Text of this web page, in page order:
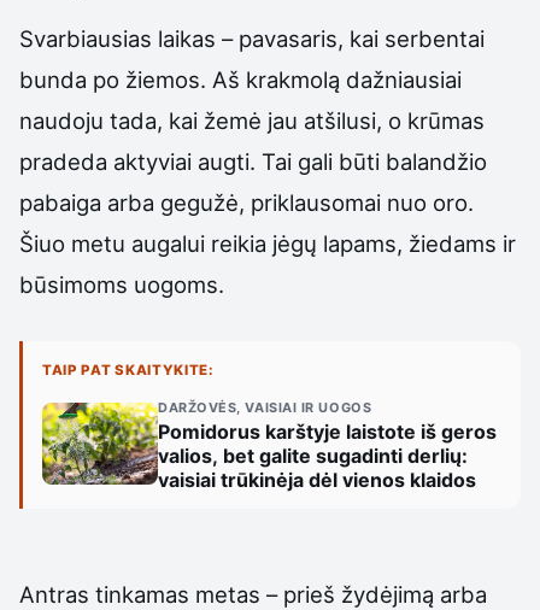
Svarbiausias laikas – pavasaris, kai serbentai
bunda po žiemos. Aš krakmolą dažniausiai
naudoju tada, kai žemė jau atšilusi, o krūmas
pradeda aktyviai augti. Tai gali būti balandžio
pabaiga arba gegužė, priklausomai nuo oro.
Šiuo metu augalui reikia jėgų lapams, žiedams ir
būsimoms uogoms.
TAIP PAT SKAITYKITE:
DARŽOVĖS, VAISIAI IR UOGOS
Pomidorus karštyje laistote iš geros
valios, bet galite sugadinti derlių:
vaisiai trūkinėja dėl vienos klaidos
Antras tinkamas metas – prieš žydėjimą arba